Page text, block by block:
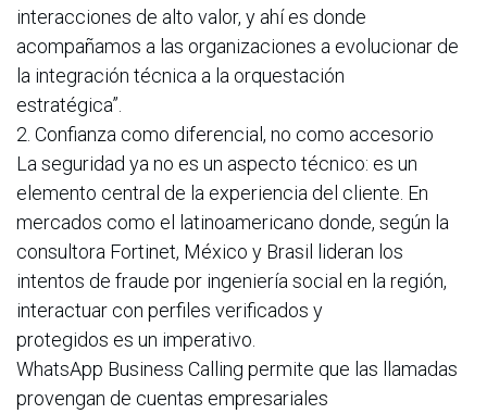
interacciones de alto valor, y ahí es donde
acompañamos a las organizaciones a evolucionar de
la integración técnica a la orquestación
estratégica”.
2. Confianza como diferencial, no como accesorio
La seguridad ya no es un aspecto técnico: es un
elemento central de la experiencia del cliente. En
mercados como el latinoamericano donde, según la
consultora Fortinet, México y Brasil lideran los
intentos de fraude por ingeniería social en la región,
interactuar con perfiles verificados y
protegidos es un imperativo.
WhatsApp Business Calling permite que las llamadas
provengan de cuentas empresariales